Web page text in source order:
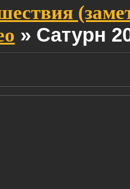
» Сатурн